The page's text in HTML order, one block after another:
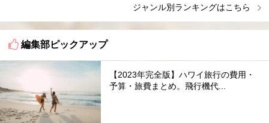
ジャンル別ランキングはこちら
編集部ピックアップ
【2023年完全版】ハワイ旅行の費用・
予算・旅費まとめ。飛行機代...